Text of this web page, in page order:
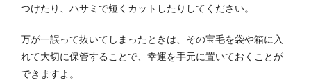
つけたり、ハサミで短くカットしたりしてください。
万が一誤って抜いてしまったときは、その宝毛を袋や箱に入
れて大切に保管することで、幸運を手元に置いておくことが
できますよ。